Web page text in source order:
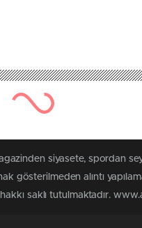
siyasete, spordan
alıntı
saklı tutulmaktadır.